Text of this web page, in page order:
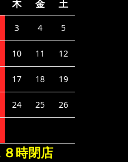
木 金 土
3 4 5
10 11 12
17 18 19
24 25 26
時閉店